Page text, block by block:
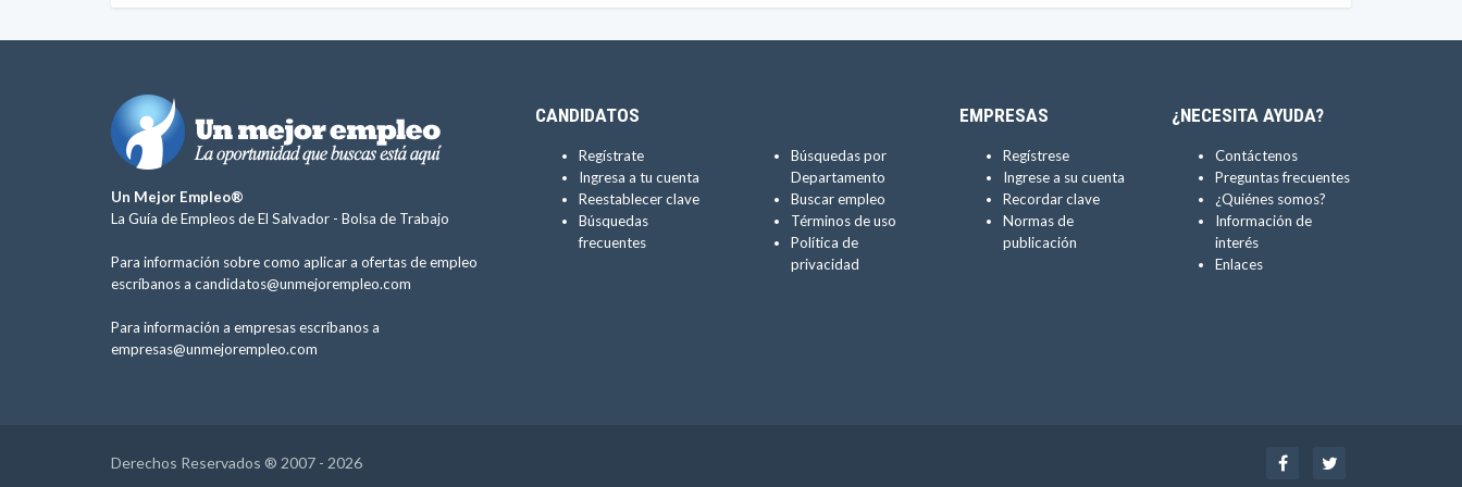
Un Mejor Empleo®
La Guía de Empleos de El Salvador - Bolsa de Trabajo
Para información sobre como aplicar a ofertas de empleo
escríbanos a candidatos@unmejorempleo.com
Para información a empresas escríbanos a
empresas@unmejorempleo.com
CANDIDATOS
Regístrate
Ingresa a tu cuenta
Reestablecer clave
Búsquedas
frecuentes
Búsquedas por
Departamento
Buscar empleo
Términos de uso
Política de
privacidad
EMPRESAS
Regístrese
Ingrese a su cuenta
Recordar clave
Normas de
publicación
¿NECESITA AYUDA?
Contáctenos
Preguntas frecuentes
¿Quiénes somos?
Información de
interés
Enlaces
Derechos Reservados ® 2007 - 2026 FacebookTwitter